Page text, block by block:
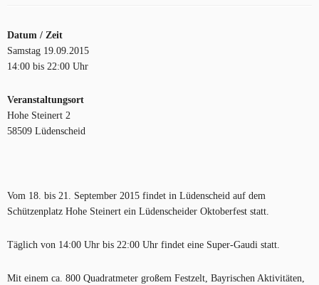
Datum / Zeit
Samstag 19.09.2015
14:00 bis 22:00 Uhr
Veranstaltungsort
Hohe Steinert 2
58509 Lüdenscheid
Vom 18. bis 21. September 2015 findet in Lüdenscheid auf dem
Schützenplatz Hohe Steinert ein Lüdenscheider Oktoberfest statt.
Täglich von 14:00 Uhr bis 22:00 Uhr findet eine Super-Gaudi statt.
Mit einem ca. 800 Quadratmeter großem Festzelt, Bayrischen Aktivitäten,